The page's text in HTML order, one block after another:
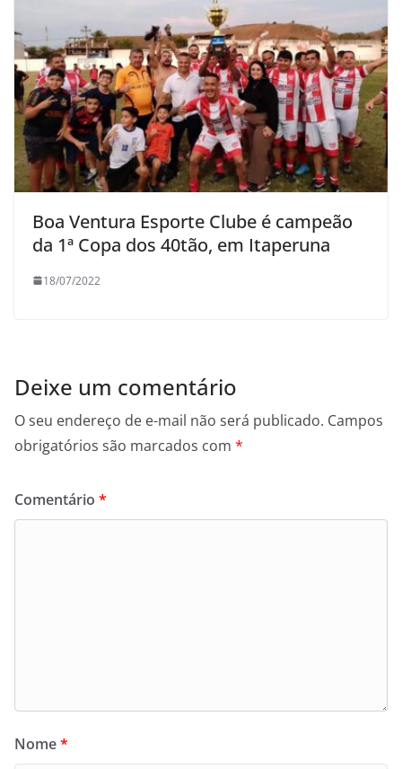
Boa Ventura Esporte Clube é campeão
da 1ª Copa dos 40tão, em Itaperuna
18/07/2022
Deixe um comentário
O seu endereço de e-mail não será publicado. Campos
obrigatórios são marcados com *
Comentário *
Nome*